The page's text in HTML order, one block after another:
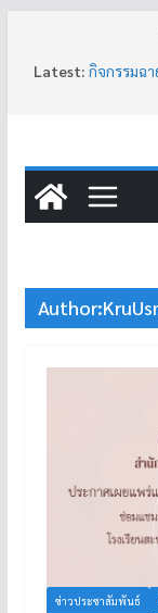
Latest: กิจกรรมฉ
กิจกรรม
Author:
ข่าวประชาสัมพันธ์